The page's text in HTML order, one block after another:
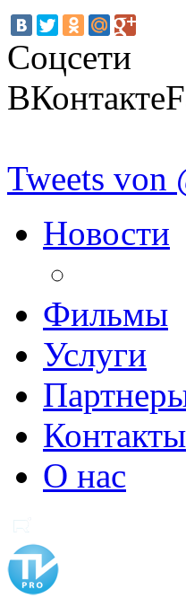
Соцсети
ВКонтакте
Tweets von
Новости
Фильмы
Услуги
Контакты
О нас